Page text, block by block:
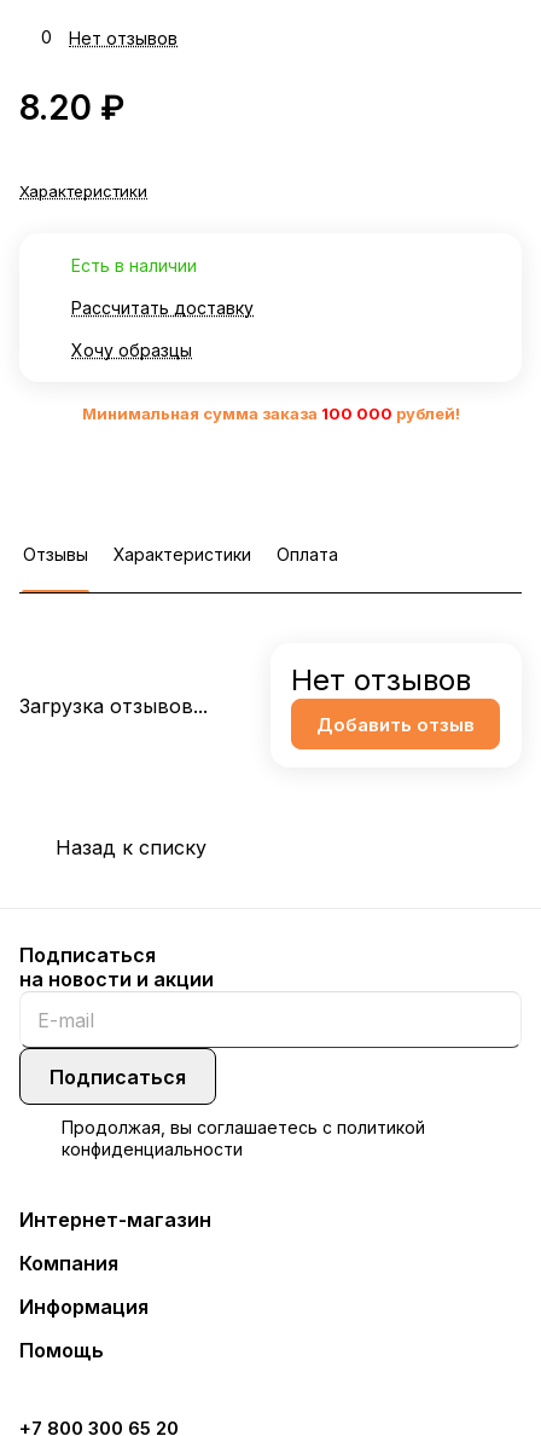
0 Нет отзывов
8.20 ₽
Характеристики
Есть в наличии
Рассчитать доставку
Хочу образцы
Минимальная сумма заказа 100 000 рублей!
Отзывы Характеристики Оплата
Загрузка отзывов...
Нет отзывов
Добавить отзыв
Назад к списку
Подписаться
на новости и акции
Подписаться
Продолжая, вы соглашаетесь с политикой
конфиденциальности
Интернет-магазин
Компания
Информация
Помощь
+7 800 300 65 20